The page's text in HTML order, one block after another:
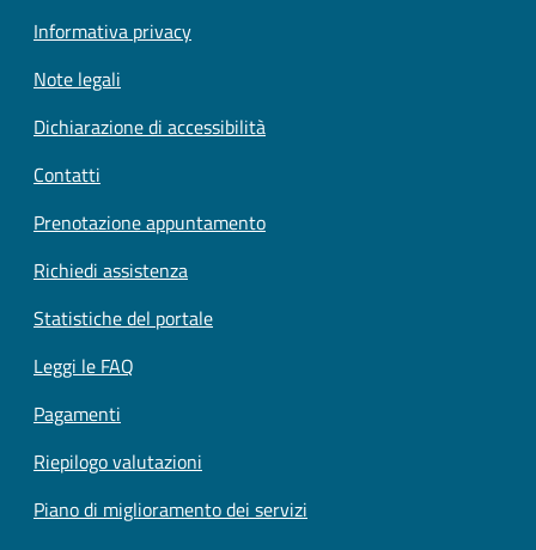
Informativa privacy
Note legali
Dichiarazione di accessibilità
Contatti
Prenotazione appuntamento
Richiedi assistenza
Statistiche del portale
Leggi le FAQ
Pagamenti
Riepilogo valutazioni
Piano di miglioramento dei servizi